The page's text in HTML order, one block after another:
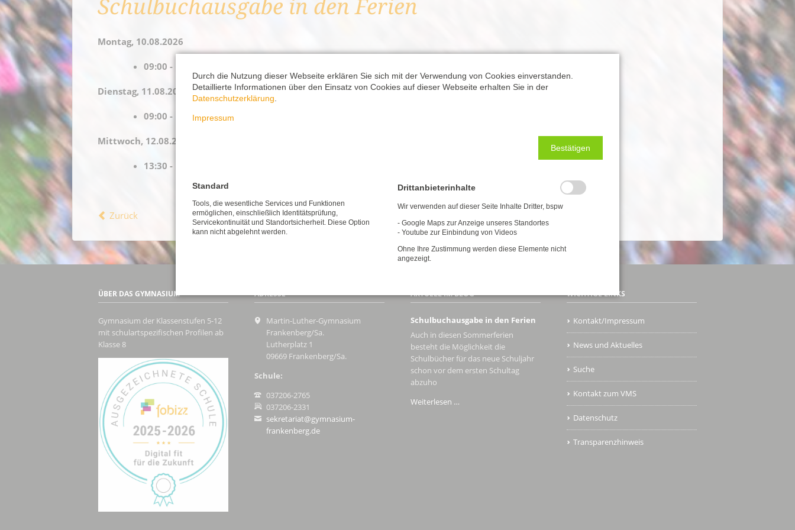
Martin Luther
Aktuelle Stellen in den Erneuerbaren Energien
Login: Ausbildungsplatzsuchende
Jobbörse - Eine Jobbörse, alle Jobs
News für Ausbildungsplatzsuchende
Schulbuchausgabe in den Ferien
Montag, 10.08.2026
09:00 - 14:00 Uhr
Dienstag, 11.08.2026
09:00 - 13:30 Uhr
Mittwoch, 12.08.2026
13:30 - 15:00 Uhr
Zurück
ÜBER DAS GYMNASIUM
Gymnasium der Klassenstufen 5-12
mit schulartspezifischen Profilen ab
Klasse 8
ADRESSE
Martin-Luther-Gymnasium
Frankenberg/Sa.
Lutherplatz 1
09669 Frankenberg/Sa.
Schule:
037206-2765
037206-2331
sekretariat@gymnasium-
frankenberg.de
AKTUELL IM BLOG
Schulbuchausgabe in den Ferien
Auch in diesen Sommerferien
besteht die Möglichkeit die
Schulbücher für das neue Schuljahr
schon vor dem ersten Schultag
abzuho
Weiterlesen …
WICHTIGE LINKS
Kontakt/Impressum
News und Aktuelles
Suche
Kontakt zum VMS
Datenschutz
Transparenzhinweis
Durch die Nutzung dieser Webseite erklären Sie sich mit der Verwendung von Cookies einverstanden.
Detaillierte Informationen über den Einsatz von Cookies auf dieser Webseite erhalten Sie in der
Datenschutzerklärung
Impressum
Bestätigen
Standard
Tools, die wesentliche Services und Funktionen
ermöglichen, einschließlich Identitätsprüfung,
Servicekontinuität und Standortsicherheit. Diese Option
kann nicht abgelehnt werden.
Drittanbieterinhalte
Wir verwenden auf dieser Seite Inhalte Dritter, bspw
- Google Maps zur Anzeige unseres Standortes
- Youtube zur Einbindung von Videos
Ohne Ihre Zustimmung werden diese Elemente nicht
angezeigt.